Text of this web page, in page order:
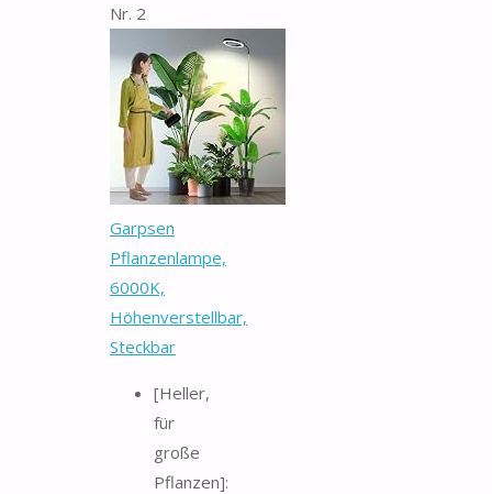
Nr. 2
Garpsen
Pflanzenlampe,
6000K,
Höhenverstellbar,
Steckbar
[Heller,
für
große
Pflanzen]: